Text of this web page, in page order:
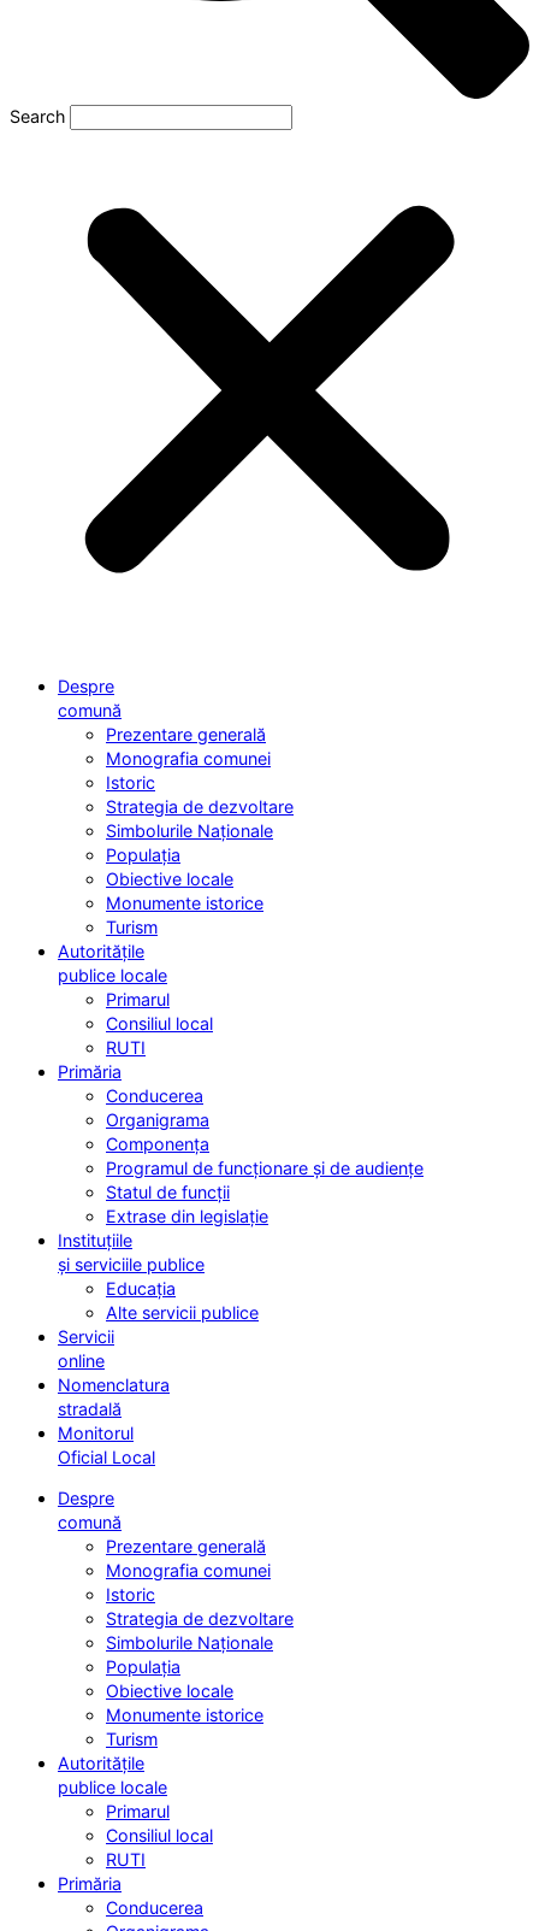
Search
Despre
comună
Prezentare generală
Monografia comunei
Istoric
Strategia de dezvoltare
Simbolurile Naționale
Populația
Obiective locale
Monumente istorice
Turism
Autoritățile
publice locale
Primarul
Consiliul local
RUTI
Primăria
Conducerea
Organigrama
Componența
Programul de funcționare și de audiențe
Statul de funcții
Extrase din legislație
Instituțiile
și serviciile publice
Educația
Alte servicii publice
Servicii
online
Nomenclatura
stradală
Monitorul
Oficial Local
Despre
comună
Prezentare generală
Monografia comunei
Istoric
Strategia de dezvoltare
Simbolurile Naționale
Populația
Obiective locale
Monumente istorice
Turism
Autoritățile
publice locale
Primarul
Consiliul local
RUTI
Primăria
Conducerea